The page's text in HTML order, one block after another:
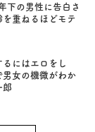
下の男性に告白さ
を重ねるほどモテ
るにはエロをし
男女の機微がわか
郎